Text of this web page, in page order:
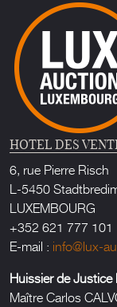
HOTEL DES
6, rue Pierre Risch
L-5450
LUXEMBOURG
+352 621 777 101
E-mail : info@lux-
Huissier de
Maître Carlos